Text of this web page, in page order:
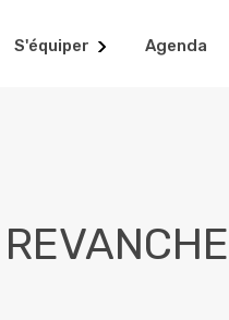
S'équiper Agenda